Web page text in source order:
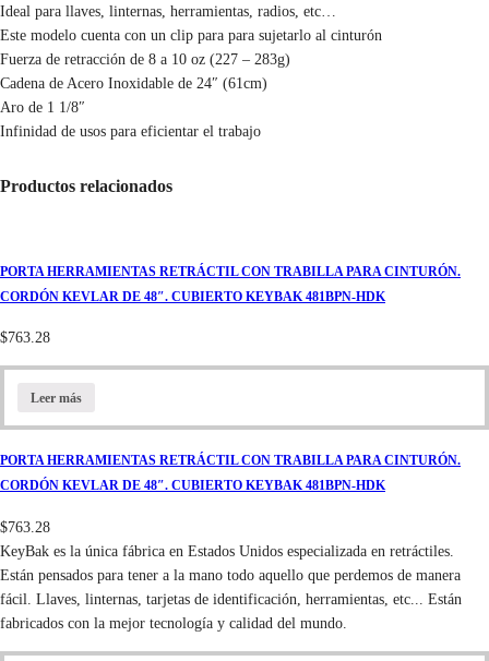
Ideal para llaves, linternas, herramientas, radios, etc…
Este modelo cuenta con un clip para para sujetarlo al cinturón
Fuerza de retracción de 8 a 10 oz (227 – 283g)
Cadena de Acero Inoxidable de 24″ (61cm)
Aro de 1 1/8″
Infinidad de usos para eficientar el trabajo
Productos relacionados
PORTA HERRAMIENTAS RETRÁCTIL CON TRABILLA PARA CINTURÓN.
CORDÓN KEVLAR DE 48″. CUBIERTO KEYBAK 481BPN-HDK
$763.28
Leer más
PORTA HERRAMIENTAS RETRÁCTIL CON TRABILLA PARA CINTURÓN.
CORDÓN KEVLAR DE 48″. CUBIERTO KEYBAK 481BPN-HDK
$763.28
KeyBak es la única fábrica en Estados Unidos especializada en retráctiles.
Están pensados para tener a la mano todo aquello que perdemos de manera
fácil. Llaves, linternas, tarjetas de identificación, herramientas, etc... Están
fabricados con la mejor tecnología y calidad del mundo.